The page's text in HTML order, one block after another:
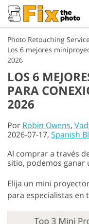
Photo Retouching
Los 6 mejores
2026
LOS 6
PARA
2026
Por Robin Owens,
2026-07-17, Spanish
Al comprar a través
sitio, podemos ganar
Elija un mini
para especialistas en